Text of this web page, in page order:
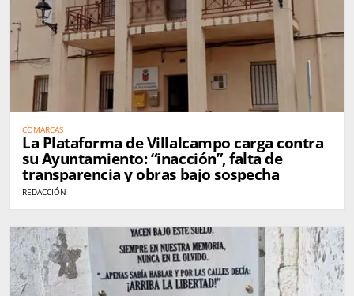
COMARCAS
La Plataforma de Villalcampo carga contra
su Ayuntamiento: “inacción”, falta de
transparencia y obras bajo sospecha
REDACCIÓN